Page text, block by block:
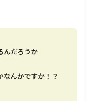
んだろうか
なんかですか！？